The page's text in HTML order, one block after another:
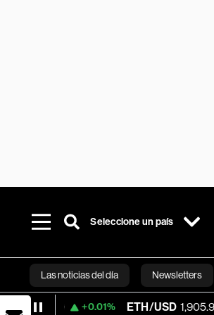
Seleccione un país
Las noticias del día Newsletters
ETH/USD 1,905.995 +0.01%